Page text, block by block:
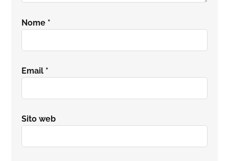
Nome *
Email *
Sito web